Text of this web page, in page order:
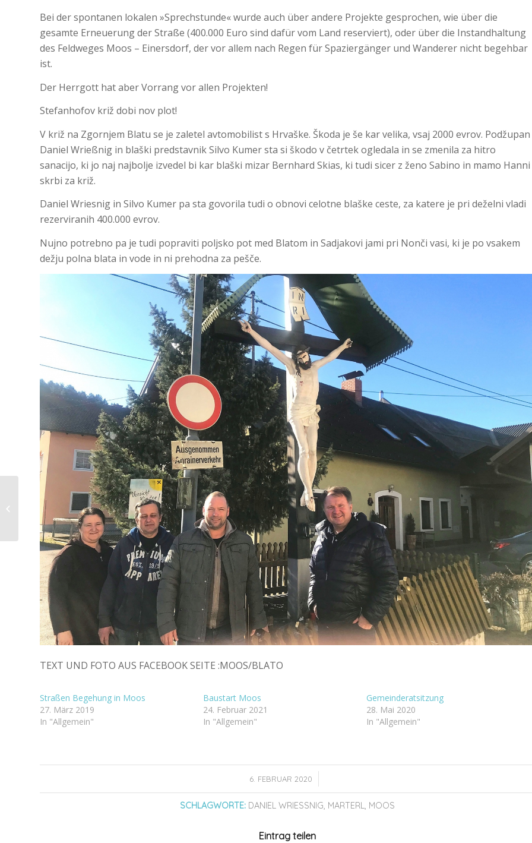
Bei der spontanen lokalen »Sprechstunde« wurde auch über andere Projekte gesprochen, wie über die
gesamte Erneuerung der Straße (400.000 Euro sind dafür vom Land reserviert), oder über die Instandhaltung
des Feldweges Moos – Einersdorf, der vor allem nach Regen für Spaziergänger und Wanderer nicht begehbar
ist.
Der Herrgott hat aber Vorrang vor allen Projekten!
Stefanhofov križ dobi nov plot!
V križ na Zgornjem Blatu se je zaletel avtomobilist s Hrvaške. Škoda je še kar velika, vsaj 2000 evrov. Podžupan
Daniel Wrießnig in blaški predstavnik Silvo Kumer sta si škodo v četrtek ogledala in se zmenila za hitro
sanacijo, ki jo naj najbolje izvedel bi kar blaški mizar Bernhard Skias, ki tudi sicer z ženo Sabino in mamo Hanni
skrbi za križ.
Daniel Wriesnig in Silvo Kumer pa sta govorila tudi o obnovi celotne blaške ceste, za katere je pri deželni vladi
rezerviranih 400.000 evrov.
Nujno potrebno pa je tudi popraviti poljsko pot med Blatom in Sadjakovi jami pri Nonči vasi, ki je po vsakem
dežju polna blata in vode in ni prehodna za pešče.
TEXT UND FOTO AUS FACEBOOK SEITE :MOOS/BLATO
Straßen Begehung in Moos
27. März 2019
In "Allgemein"
Baustart Moos
24. Februar 2021
In "Allgemein"
Gemeinderatsitzung
28. Mai 2020
In "Allgemein"
6. FEBRUAR 2020
/
SCHLAGWORTE: DANIEL WRIESSNIG, MARTERL, MOOS
Eintrag teilen
Ehrung d.
Wirtschaftskammer